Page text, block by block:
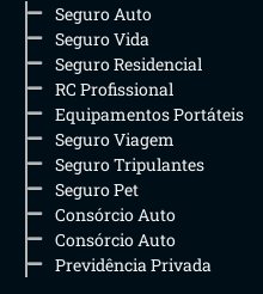
Seguro Auto
Seguro Vida
Seguro Residencial
RC Profissional
Equipamentos Portáteis
Seguro Viagem
Seguro Tripulantes
Seguro Pet
Consórcio Auto
Consórcio Auto
Previdência Privada